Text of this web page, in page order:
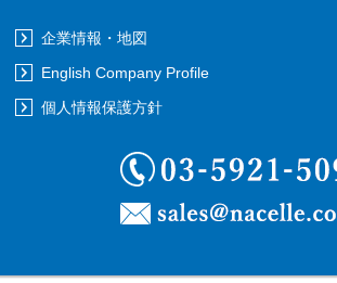
企業情報・地図
English Company Profile
個人情報保護方針